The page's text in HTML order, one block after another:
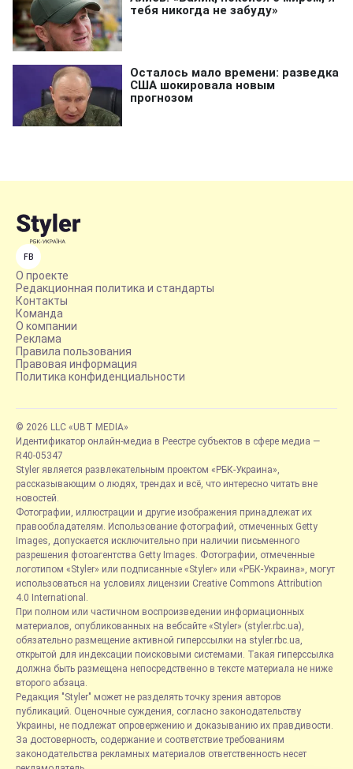
FB
О проекте
Редакционная политика и стандарты
Контакты
Команда
О компании
Реклама
Правила пользования
Правовая информация
Политика конфиденциальности
© 2026 LLC «UBT MEDIA»
Идентификатор онлайн-медиа в Реестре субъектов в сфере медиа —
R40-05347
Styler является развлекательным проектом «РБК-Украина»,
рассказывающим о людях, трендах и всё, что интересно читать вне
новостей.
Фотографии, иллюстрации и другие изображения принадлежат их
правообладателям. Использование фотографий, отмеченных Getty
Images, допускается исключительно при наличии письменного
разрешения фотоагентства Getty Images. Фотографии, отмеченные
логотипом «Styler» или подписанные «Styler» или «РБК-Украина», могут
использоваться на условиях лицензии Creative Commons Attribution
4.0 International.
При полном или частичном воспроизведении информационных
материалов, опубликованных на вебсайте «Styler» (styler.rbc.ua),
обязательно размещение активной гиперссылки на styler.rbc.ua,
открытой для индексации поисковыми системами. Такая гиперссылка
должна быть размещена непосредственно в тексте материала не ниже
второго абзаца.
Редакция "Styler" может не разделять точку зрения авторов
публикаций. Оценочные суждения, согласно законодательству
Украины, не подлежат опровержению и доказыванию их правдивости.
За достоверность, содержание и соответствие требованиям
законодательства рекламных материалов ответственность несет